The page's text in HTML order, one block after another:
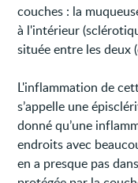
couches : la
à l'intérieur
située entre les deux
L'inflammation de
s’appelle une
donné qu’une
endroits avec
en a presque pas